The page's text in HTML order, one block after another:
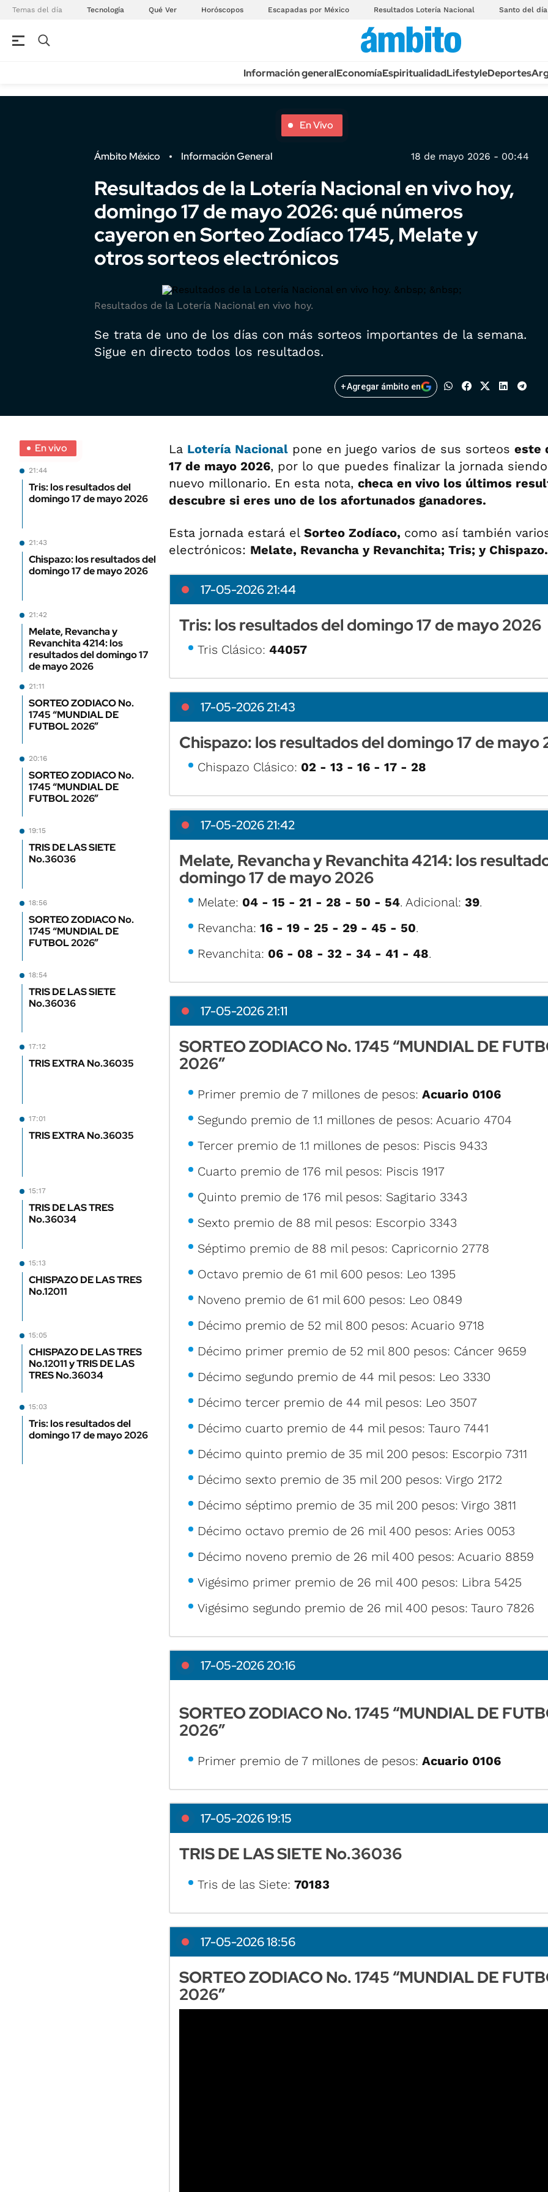
Temas del día Tecnología Qué Ver Horóscopos Escapadas por México Resultados Lotería Nacional Santo del día
Información generalEconomíaEspiritualidadLifestyleDeportes
En Vivo
Ámbito México Información General 18 de mayo 2026 - 00:44
Resultados de la Lotería Nacional en vivo hoy,
domingo 17 de mayo 2026: qué números
cayeron en Sorteo Zodíaco 1745, Melate y
otros sorteos electrónicos
Resultados de la Lotería Nacional en vivo hoy.
Se trata de uno de los días con más sorteos importantes de la semana.
Sigue en directo todos los resultados.
+Agregar ámbito en
En vivo
21:44
Tris: los resultados del
domingo 17 de mayo 2026
21:43
Chispazo: los resultados del
domingo 17 de mayo 2026
21:42
Melate, Revancha y
Revanchita 4214: los
resultados del domingo 17
de mayo 2026
21:11
SORTEO ZODIACO No.
1745 “MUNDIAL DE
FUTBOL 2026”
20:16
SORTEO ZODIACO No.
1745 “MUNDIAL DE
FUTBOL 2026”
19:15
TRIS DE LAS SIETE
No.36036
18:56
SORTEO ZODIACO No.
1745 “MUNDIAL DE
FUTBOL 2026”
18:54
TRIS DE LAS SIETE
No.36036
17:12
TRIS EXTRA No.36035
17:01
TRIS EXTRA No.36035
15:17
TRIS DE LAS TRES
No.36034
15:13
CHISPAZO DE LAS TRES
No.12011
15:05
CHISPAZO DE LAS TRES
No.12011 y TRIS DE LAS
TRES No.36034
15:03
Tris: los resultados del
domingo 17 de mayo 2026
La Lotería Nacionalpone en juego varios de sus sorteos este
17 de mayo 2026, por lo que puedes finalizar la jornada
nuevo millonario. En esta nota, checa en vivo los últimos
descubre si eres uno de los afortunados ganadores.
Esta jornada estará el Sorteo Zodíaco, como así también
electrónicos: Melate, Revancha y Revanchita; Tris; y Chispazo.
17-05-2026 21:44
Tris: los resultados del domingo 17 de mayo 2026
Tris Clásico: 44057
17-05-2026 21:43
Chispazo: los resultados del domingo 17 de mayo
Chispazo Clásico: 02 - 13 - 16 - 17 - 28
17-05-2026 21:42
Melate, Revancha y Revanchita 4214: los
domingo 17 de mayo 2026
Melate: 04 - 15 - 21 - 28 - 50 - 54. Adicional: 39.
Revancha: 16 - 19 - 25 - 29 - 45 - 50.
Revanchita: 06 - 08 - 32 - 34 - 41 - 48.
17-05-2026 21:11
SORTEO ZODIACO No. 1745 “MUNDIAL DE
2026”
Primer premio de 7 millones de pesos: Acuario 0106
Segundo premio de 1.1 millones de pesos: Acuario 4704
Tercer premio de 1.1 millones de pesos: Piscis 9433
Cuarto premio de 176 mil pesos: Piscis 1917
Quinto premio de 176 mil pesos: Sagitario 3343
Sexto premio de 88 mil pesos: Escorpio 3343
Séptimo premio de 88 mil pesos: Capricornio 2778
Octavo premio de 61 mil 600 pesos: Leo 1395
Noveno premio de 61 mil 600 pesos: Leo 0849
Décimo premio de 52 mil 800 pesos: Acuario 9718
Décimo primer premio de 52 mil 800 pesos: Cáncer 9659
Décimo segundo premio de 44 mil pesos: Leo 3330
Décimo tercer premio de 44 mil pesos: Leo 3507
Décimo cuarto premio de 44 mil pesos: Tauro 7441
Décimo quinto premio de 35 mil 200 pesos: Escorpio 7311
Décimo sexto premio de 35 mil 200 pesos: Virgo 2172
Décimo séptimo premio de 35 mil 200 pesos: Virgo 3811
Décimo octavo premio de 26 mil 400 pesos: Aries 0053
Décimo noveno premio de 26 mil 400 pesos: Acuario 8859
Vigésimo primer premio de 26 mil 400 pesos: Libra 5425
Vigésimo segundo premio de 26 mil 400 pesos: Tauro 7826
17-05-2026 20:16
SORTEO ZODIACO No. 1745 “MUNDIAL DE
2026”
Primer premio de 7 millones de pesos: Acuario 0106
17-05-2026 19:15
TRIS DE LAS SIETE No.36036
Tris de las Siete: 70183
17-05-2026 18:56
SORTEO ZODIACO No. 1745 “MUNDIAL DE
2026”